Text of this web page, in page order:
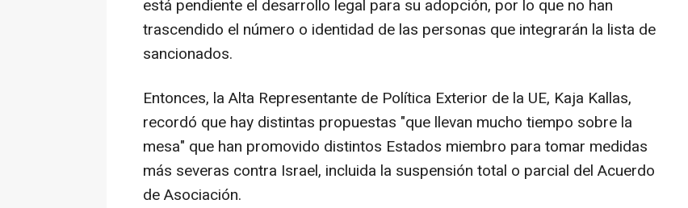
está pendiente el desarrollo legal para su adopción, por lo que no han
trascendido el número o identidad de las personas que integrarán la lista de
sancionados.
Entonces, la Alta Representante de Política Exterior de la UE, Kaja Kallas,
recordó que hay distintas propuestas "que llevan mucho tiempo sobre la
mesa" que han promovido distintos Estados miembro para tomar medidas
más severas contra Israel, incluida la suspensión total o parcial del Acuerdo
de Asociación.